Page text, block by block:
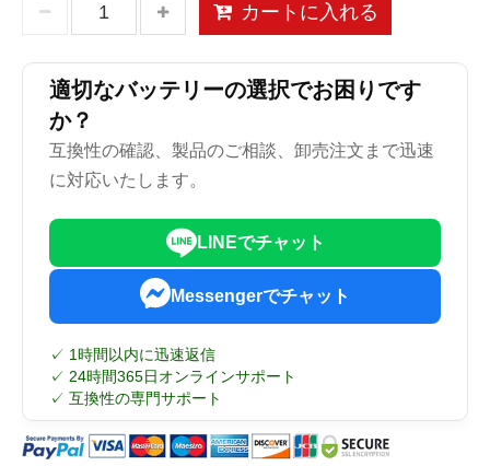
カートに入れる
適切なバッテリーの選択でお困りです
か？
互換性の確認、製品のご相談、卸売注文まで迅速
に対応いたします。
LINEでチャット
Messengerでチャット
✓ 1時間以内に迅速返信
✓ 24時間365日オンラインサポート
✓ 互換性の専門サポート